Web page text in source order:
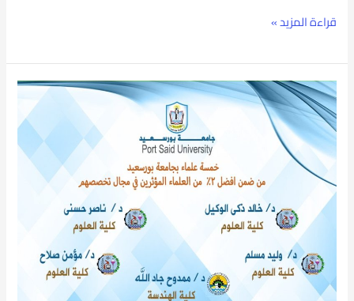
قراءة المزيد »
Cinco
Científicos
De
PSU
En
2%